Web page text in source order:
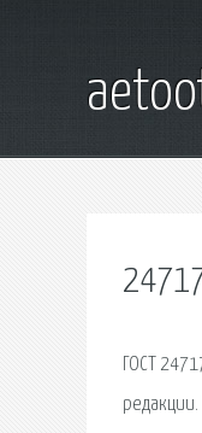
ГОСТ